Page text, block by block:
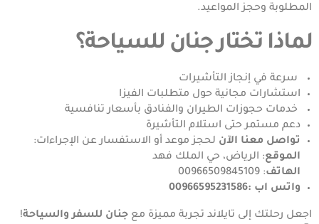
المطلوبة وحجز المواعيد.
لماذا تختار جنان للسياحة؟
سرعة في إنجاز التأشيرات
استشارات مجانية حول متطلبات الفيزا
خدمات حجوزات الطيران والفنادق بأسعار تنافسية
دعم مستمر حتى استلام التأشيرة
تواصل معنا الآن لحجز موعد أو الاستفسار عن الإجراءات:
الموقع: الرياض، حي الملك فهد
الهاتف:
00966509845109
واتس اب :00966595231586
اجعل رحلتك إلى تايلاند تجربة مميزة مع جنان للسفر والسياحة!